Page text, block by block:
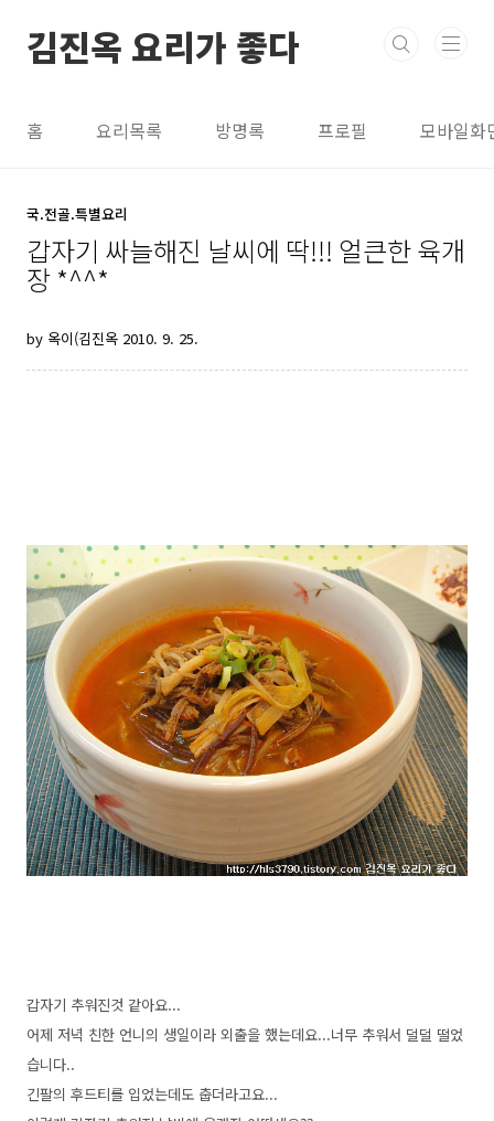
김진옥 요리가 좋다
홈 요리목록 방명록 프로필 모바일화
국.전골.특별요리
갑자기 싸늘해진 날씨에 딱!!! 얼큰한 육개
장 *^^*
by 옥이(김진옥 2010. 9. 25.
갑자기 추워진것 같아요...
어제 저녁 친한 언니의 생일이라 외출을 했는데요...너무 추워서 덜덜 떨었
습니다..
긴팔의 후드티를 입었는데도 춥더라고요...